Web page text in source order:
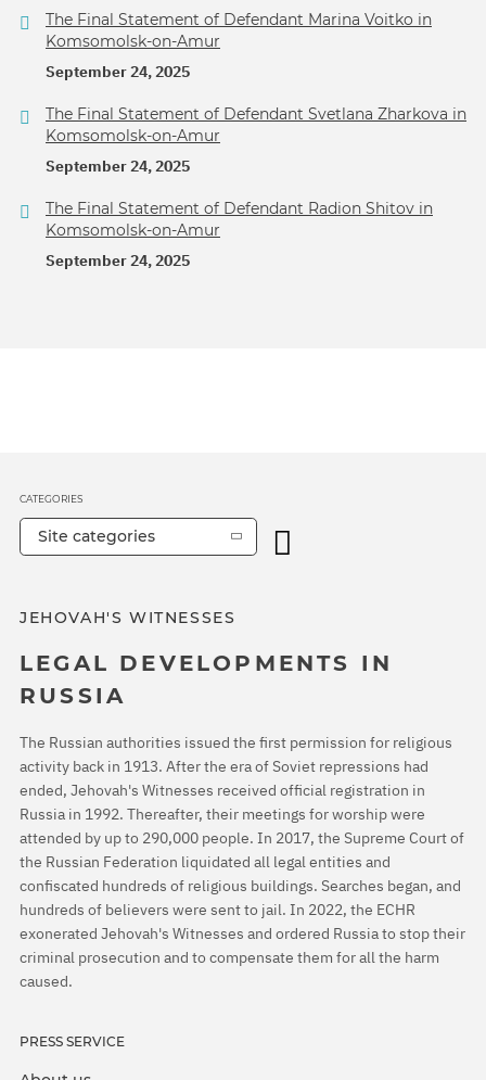
The Final Statement of Defendant Marina Voitko in
Komsomolsk-on-Amur
September 24, 2025
The Final Statement of Defendant Svetlana Zharkova in
Komsomolsk-on-Amur
September 24, 2025
The Final Statement of Defendant Radion Shitov in
Komsomolsk-on-Amur
September 24, 2025
JEHOVAH'S WITNESSES
LEGAL DEVELOPMENTS IN
RUSSIA
The Russian authorities issued the first permission for religious
activity back in 1913. After the era of Soviet repressions had
ended, Jehovah's Witnesses received official registration in
Russia in 1992. Thereafter, their meetings for worship were
attended by up to 290,000 people. In 2017, the Supreme Court of
the Russian Federation liquidated all legal entities and
confiscated hundreds of religious buildings. Searches began, and
hundreds of believers were sent to jail. In 2022, the ECHR
exonerated Jehovah's Witnesses and ordered Russia to stop their
criminal prosecution and to compensate them for all the harm
caused.
PRESS SERVICE
CATEGORIES
Site categories